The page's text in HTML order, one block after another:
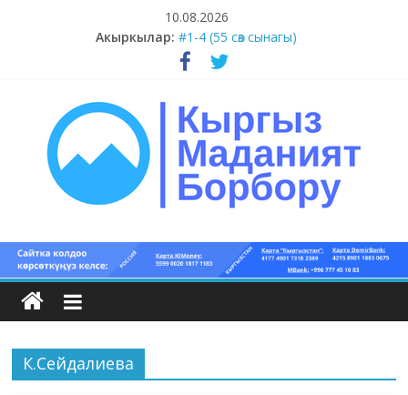
10.08.2026
Акыркылар: #1-4 (55 сөз сынагы)
#13-14 (55 сөз сынагы)
#11-12 (55 сөз сынагы)
#5-8 (55 сөз сынагы)
Кыргыз
маданият
борбору
Кыргыз
К.Сейдалиева